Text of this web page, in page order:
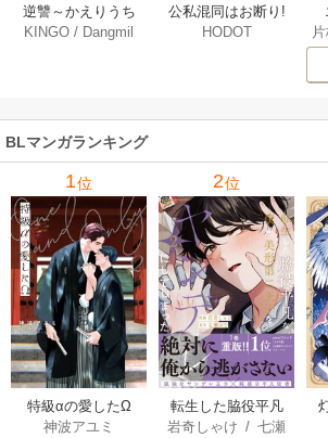
逆讐～かえりうち
～【タテヨミ】 36
KINGO / Dangmil
公私混同はお断り!
【タテヨミ】 67巻
HODOT
BLマンガランキング
1位
特級αの愛したΩ
神波アユミ
2位
転生した脇役平凡
な僕は、美形第二
岩奇しゃけ /七瀬